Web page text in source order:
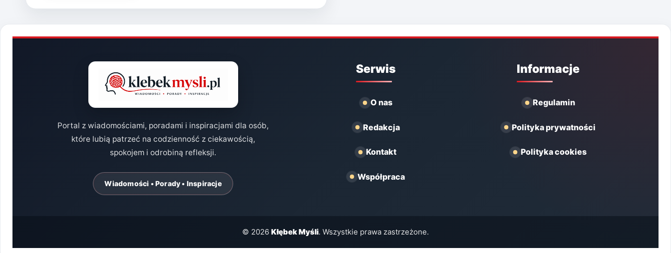
KONFERENCJĘ
Portal z wiadomościami, poradami i inspiracjami dla osób,
które lubią patrzeć na codzienność z ciekawością,
spokojem i odrobiną refleksji.
Wiadomości • Porady • Inspiracje
Serwis
O nas
Redakcja
Kontakt
Współpraca
Informacje
Regulamin
Polityka prywatności
Polityka cookies
© 2026 Kłębek Myśli. Wszystkie prawa zastrzeżone.